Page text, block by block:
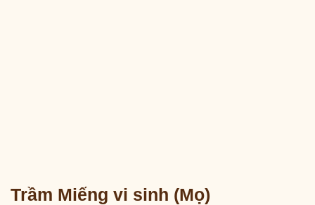
Trầm Miếng vi sinh (Mọ)